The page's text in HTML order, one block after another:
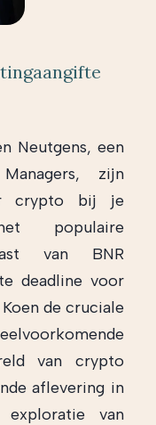
Neutgens, een
zijn
crypto bij je
populaire
van BNR
deadline voor
de cruciale
van crypto
aflevering in
van